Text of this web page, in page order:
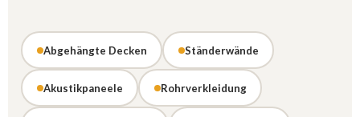
Abgehängte Decken Ständerwände
Akustikpaneele Rohrverkleidung